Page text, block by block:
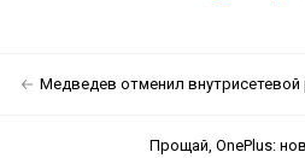
Медведев отменил внутрисетевой
Прощай, OnePlus: